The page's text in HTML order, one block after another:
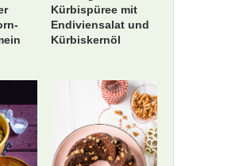
Kürbispüree mit
Endiviensalat und
Kürbiskernöl